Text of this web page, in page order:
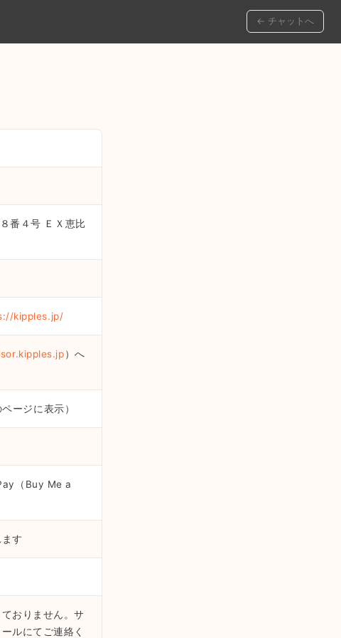
← チャットへ
番４号 ＥＸ恵比
kipples.jp/
）へ
ージに表示）
（Buy Me a
す
おりません。サ
ルにてご連絡く